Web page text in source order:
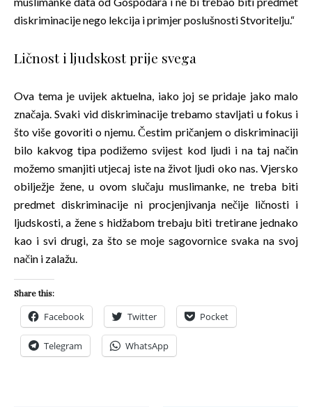
diskriminacije nego lekcija i primjer poslušnosti Stvoritelju.“
Ličnost i ljudskost prije svega
Ova tema je uvijek aktuelna, iako joj se pridaje jako malo
značaja. Svaki vid diskriminacije trebamo stavljati u fokus i
što više govoriti o njemu. Čestim pričanjem o diskriminaciji
bilo kakvog tipa podižemo svijest kod ljudi i na taj način
možemo smanjiti utjecaj iste na život ljudi oko nas. Vjersko
obilježje žene, u ovom slučaju muslimanke, ne treba biti
predmet diskriminacije ni procjenjivanja nečije ličnosti i
ljudskosti, a žene s hidžabom trebaju biti tretirane jednako
kao i svi drugi, za što se moje sagovornice svaka na svoj
način i zalažu.
Share this:
Facebook Twitter Pocket
Telegram WhatsApp